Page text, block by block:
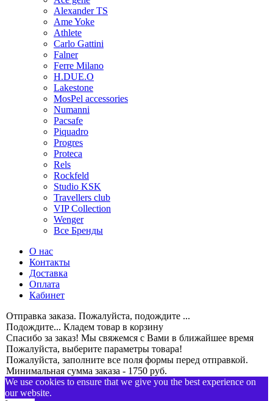
Alexander TS
Ame Yoke
Athlete
Carlo Gattini
Falner
Ferre Milano
H.DUE.O
Lakestone
MosPel accessories
Numanni
Pacsafe
Piquadro
Progres
Proteca
Rels
Rockfeld
Studio KSK
Travellers club
VIP Collection
Wenger
Все Бренды
О нас
Контакты
Доставка
Оплата
Кабинет
Отправка заказа. Пожалуйста, подождите ...
Подождите... Кладем товар в корзину
Спасибо за заказ! Мы свяжемся с Вами в ближайшее время
Пожалуйста, выберите параметры товара!
Пожалуйста, заполните все поля формы перед отправкой.
Минимальная сумма заказа - 1750 руб.
We use cookies to ensure that we give you the best experience on
our website.